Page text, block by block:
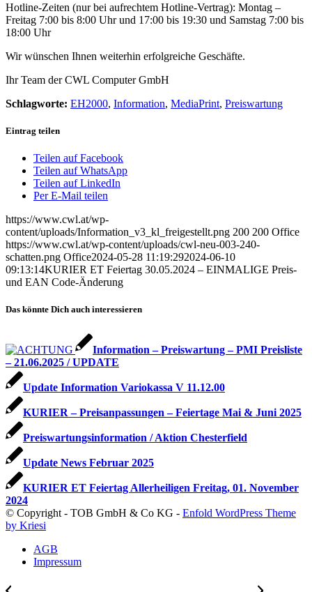
Hotline-Zeiten (nur bei aufrechtem Hotline-Vertrag): Montag –
Freitag 7:00 bis 8:00 Uhr und 17:00 bis 19:30 und Samstag 7:00 bis
18:00 Uhr
Wir wünschen Ihnen weiterhin erfolgreiche Geschäfte.
Ihr Team der CWL Computer GmbH
Schlagworte: EH2000, Information, MediaPrint, Preiswartung
Eintrag teilen
Teilen auf Facebook
Teilen auf WhatsApp
Teilen auf LinkedIn
Per E-Mail teilen
https://www.cwl.at/wp-
content/uploads/Information_v3_kl_freigestellt.png 200 200 Office
https://www.cwl.at/wp-content/uploads/cwl-neu-003-240-
schatten.png Office2024-05-28 11:19:292024-06-10
09:13:14KURIER ET Feiertag 30.05.2024 – EINMALIGE Preis-
und EAN Code-Änderung
Das könnte Dich auch interessieren
Information – Preiswartung – PMI Preisliste
– 21.06.2025 / UPDATE
Update Information Variokassa V 11.12.00
KURIER – Preisanpassungen – Feiertage Mai & Juni 2025
Preiswartungsinformation / Aktion Chesterfield
Update News Februar 2025
KURIER ET Feiertag Allerheiligen Freitag, 01. November
2024
© Copyright - TOB GmbH & Co KG - Enfold WordPress Theme
by Kriesi
AGB
Impressum